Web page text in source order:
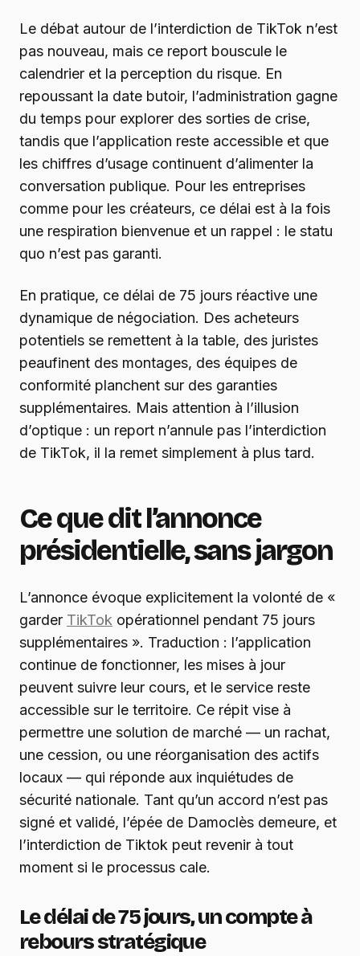
Le débat autour de l’interdiction de TikTok n’est
pas nouveau, mais ce report bouscule le
calendrier et la perception du risque. En
repoussant la date butoir, l’administration gagne
du temps pour explorer des sorties de crise,
tandis que l’application reste accessible et que
les chiffres d’usage continuent d’alimenter la
conversation publique. Pour les entreprises
comme pour les créateurs, ce délai est à la fois
une respiration bienvenue et un rappel : le statu
quo n’est pas garanti.
En pratique, ce délai de 75 jours réactive une
dynamique de négociation. Des acheteurs
potentiels se remettent à la table, des juristes
peaufinent des montages, des équipes de
conformité planchent sur des garanties
supplémentaires. Mais attention à l’illusion
d’optique : un report n’annule pas l’interdiction
de TikTok, il la remet simplement à plus tard.
Ce que dit l’annonce
présidentielle, sans jargon
L’annonce évoque explicitement la volonté de «
garder TikTok opérationnel pendant 75 jours
supplémentaires ». Traduction : l’application
continue de fonctionner, les mises à jour
peuvent suivre leur cours, et le service reste
accessible sur le territoire. Ce répit vise à
permettre une solution de marché — un rachat,
une cession, ou une réorganisation des actifs
locaux — qui réponde aux inquiétudes de
sécurité nationale. Tant qu’un accord n’est pas
signé et validé, l’épée de Damoclès demeure, et
l’interdiction de Tiktok peut revenir à tout
moment si le processus cale.
Le délai de 75 jours, un compte à
rebours stratégique